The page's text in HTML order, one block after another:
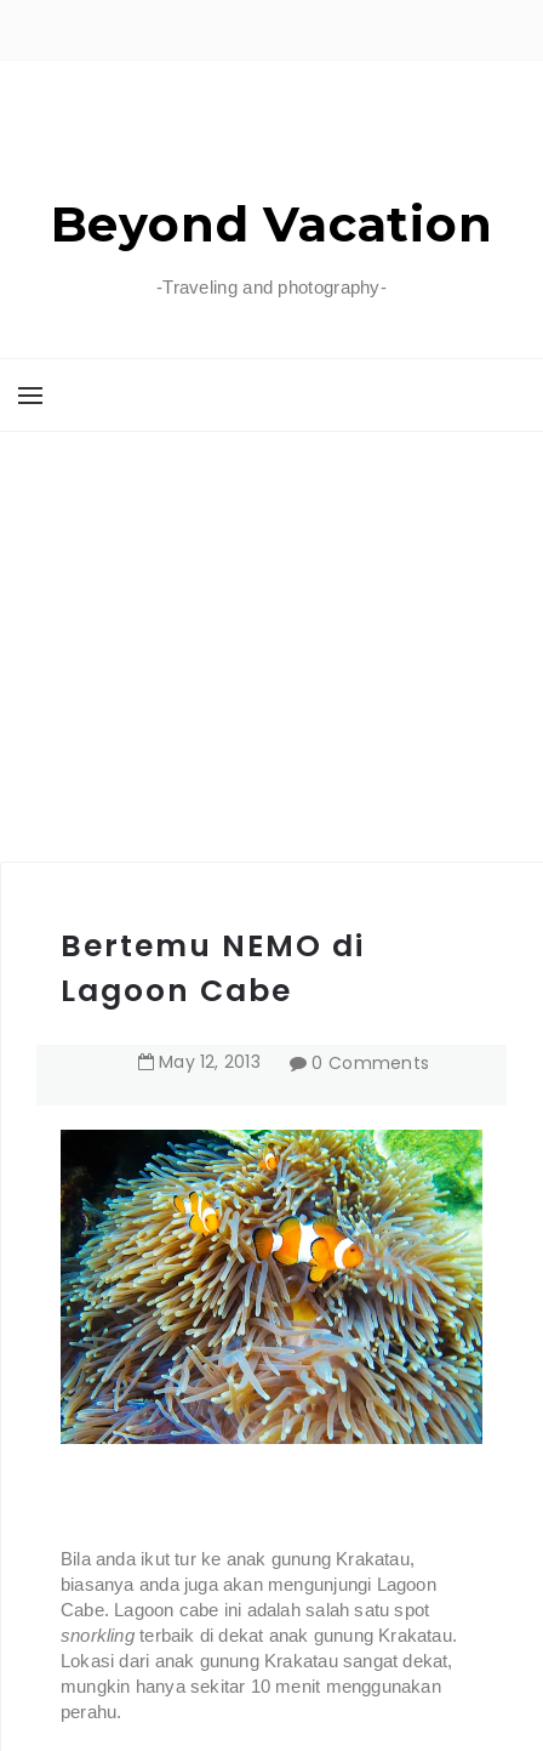
Beyond Vacation
-Traveling and photography-
Bertemu NEMO di
Lagoon Cabe
May 12, 2013 0 Comments
Bila anda ikut tur ke anak gunung Krakatau,
biasanya anda juga akan mengunjungi Lagoon
Cabe. Lagoon cabe ini adalah salah satu spot
snorklingterbaik di dekat anak gunung Krakatau.
Lokasi dari anak gunung Krakatau sangat dekat,
mungkin hanya sekitar 10 menit menggunakan
perahu.